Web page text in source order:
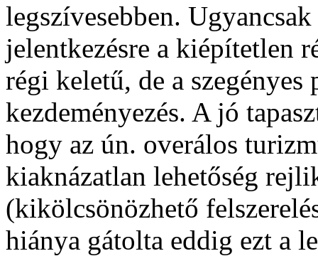
legszívesebben.
jelentkezésre a kiépítetlen
régi keletű, de a szegényes
kezdeményezés. A jó
hogy az ún. overálos
kiaknázatlan lehetőség
(kikölcsönözhető
hiánya gátolta eddig ezt a